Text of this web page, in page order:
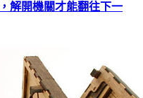
解開機關才能翻往下一